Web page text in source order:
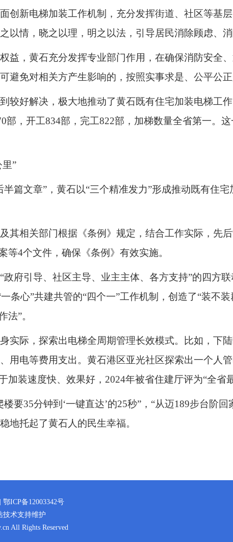
创新电梯加装工作机制，充分发挥街道、社区等基
以情，晓之以理，明之以法，引导居民消除顾虑、消
益，黄石充分发挥专业部门作用，在确保消防安全
避免对相关方产生影响的，按照实事求是、公平公正
较好解决，极大地推动了黄石既有住宅加装电梯工
部，开工834部，完工822部，加梯数量全省第一。
”
篇文章”，黄石以“三个精准发力”形成推动既有住
其相关部门根据《条例》规定，结合工作实际，先
等4个文件，确保《条例》有效实施。
府引导、社区主导、业主主体、各方支持”的四方
条心”共建共管的“四个一”工作机制，创造了“装不
法”。
实际，探索出电梯全周期管理长效模式。比如，下
用电等费用支出。黄石港区亚光社区探索出一个人
装速度快、效果好，2024年被省住建厅评为“全省
要35分钟到‘一键直达’的25秒”，“从迈189步台阶
地托起了黄石人的民生幸福。
鄂ICP备12003342号
技术支持维护
All Rights Reserved